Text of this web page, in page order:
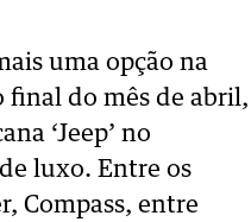
uma opção na
final do mês de abril,
‘Jeep’ no
luxo. Entre os
Compass, entre